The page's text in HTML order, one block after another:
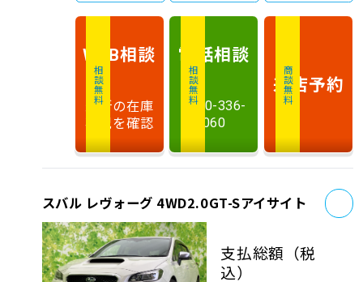
相談無料
WEB相談
最新の在庫
状況を確認
相談無料
電話相談
0120-336-
060
商談無料
来店予約
スバル レヴォーグ 4WD2.0GT-Sアイサイト
支払総額 （税
込）